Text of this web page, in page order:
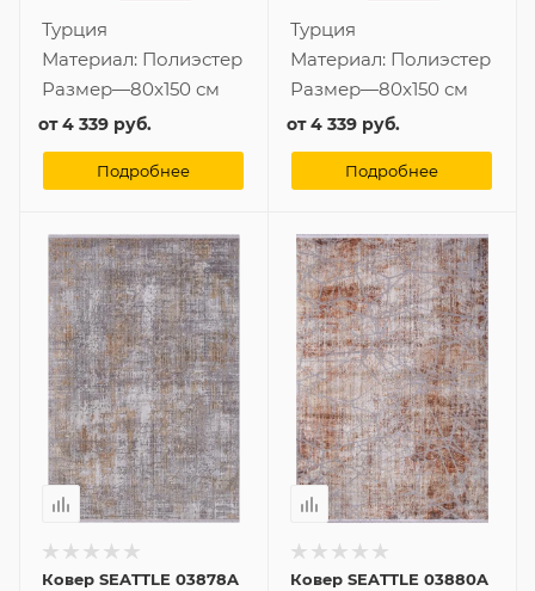
Турция
Материал: Полиэстер
Размер—80x150 см
от4 339 руб.
Подробнее
Турция
Материал: Полиэстер
Размер—80x150 см
от4 339 руб.
Подробнее
Ковер SEATTLE 03878A
Ковер SEATTLE 03880A